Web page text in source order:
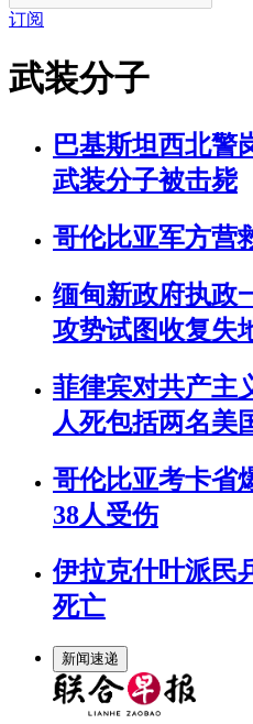
订阅
武装分子
巴基斯坦西北警
武装分子被击毙
哥伦比亚军方营
缅甸新政府执政
攻势试图收复失
菲律宾对共产主
人死包括两名美
哥伦比亚考卡省
38人受伤
伊拉克什叶派民
死亡
新闻速递